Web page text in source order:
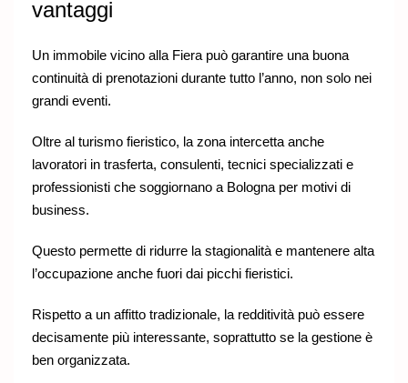
vantaggi
Un immobile vicino alla Fiera può garantire una buona
continuità di prenotazioni durante tutto l’anno, non solo nei
grandi eventi.
Oltre al turismo fieristico, la zona intercetta anche
lavoratori in trasferta, consulenti, tecnici specializzati e
professionisti che soggiornano a Bologna per motivi di
business.
Questo permette di ridurre la stagionalità e mantenere alta
l’occupazione anche fuori dai picchi fieristici.
Rispetto a un affitto tradizionale, la redditività può essere
decisamente più interessante, soprattutto se la gestione è
ben organizzata.